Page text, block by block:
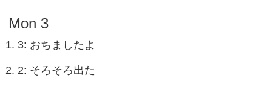
Mon 3
3: おちましたよ
2: そろそろ出た